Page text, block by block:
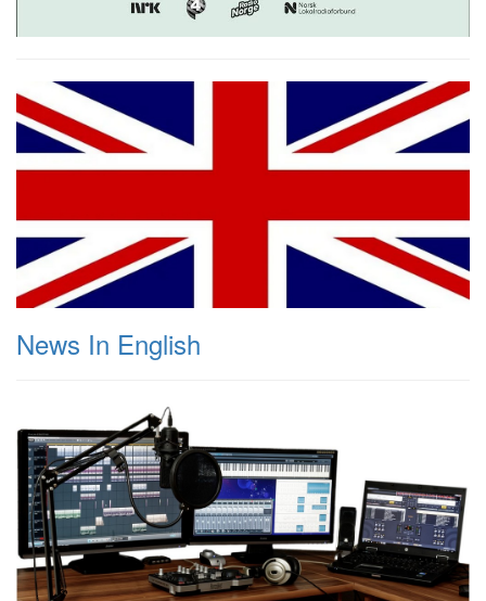
News In English